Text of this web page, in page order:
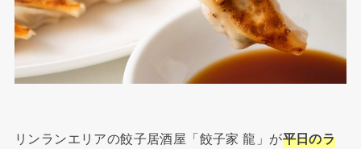
リンランエリアの餃子居酒屋「餃子家 龍」が平日のラ